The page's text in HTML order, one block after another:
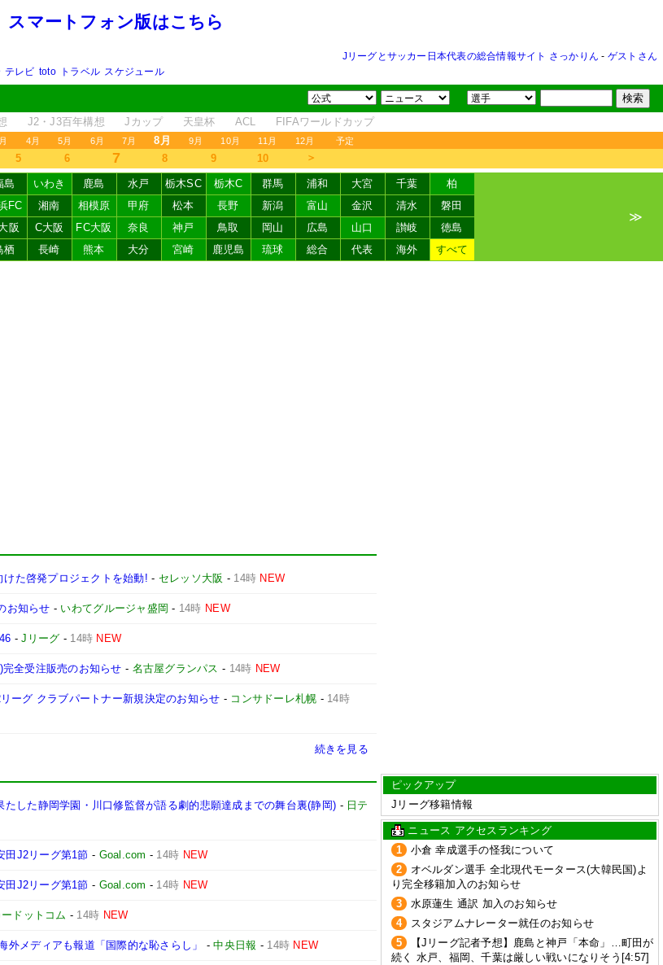
スマートフォン版はこちら
Jリーグとサッカー日本代表の総合情報サイト さっかりん - ゲストさん
テレビ toto トラベル スケジュール
J2・J3百年構想 Jカップ 天皇杯 ACL FIFAワールドカップ
4月 5月 6月 7月 8月 9月 10月 11月 12月 予定
5 6 7 8 9 10 ＞
島 いわき 鹿島 水戸 栃木SC 栃木C 群馬 浦和 大宮 千葉
柏
FC 湘南 相模原 甲府 松本 長野 新潟 富山 金沢 清水
磐田
阪 C大阪 FC大阪 奈良 神戸 鳥取 岡山 広島 山口 讃岐
徳島
栖 長崎 熊本 大分 宮崎 鹿児島 琉球 総合 代表 海外 すべて
≫
た啓発プロジェクトを始動! - セレッソ大阪 - 14時 NEW
お知らせ - いわてグルージャ盛岡 - 14時 NEW
-Jリーグ - 14時 NEW
全受注販売のお知らせ - 名古屋グランパス - 14時 NEW
ーグ クラブパートナー新規決定のお知らせ - コンサドーレ札幌 - 14時
続きを見る
した静岡学園・川口修監督が語る劇的悲願達成までの舞台裏(静岡) - 日テ
田J2リーグ第1節 - Goal.com - 14時 NEW
田J2リーグ第1節 - Goal.com - 14時 NEW
ドットコム - 14時 NEW
メディアも報道「国際的な恥さらし」 -中央日報 - 14時 NEW
ピックアップ
Jリーグ移籍情報
ニュース アクセスランキング
1
小倉 幸成選手の怪我について
2
オベルダン選手 全北現代モータース(大韓民国)よ
り完全移籍加入のお知らせ
3
水原蓮生 通訳 加入のお知らせ
4
スタジアムナレーター就任のお知らせ
5
【Jリーグ記者予想】鹿島と神戸「本命」…町田が
続く 水戸、福岡、千葉は厳しい戦いになりそう[4:57]